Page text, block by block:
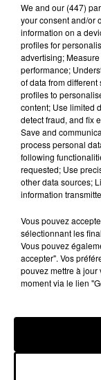
🔊 Les
Le « tourisme
estivales de
Le SICTOM
amiantés
La collecte se
limité de
A LA UNE
We and our (447)
your consent and/or
information on a
profiles for
advertising;
performance;
of data from
profiles to
content; Use limited
detect fraud, and fix
Save and
process personal
following
requested; Use
other data sources;
information
Vous pouvez
sélectionnant les
Vous pouvez
accepter". Vos
pouvez mettre à jour
moment via le lien